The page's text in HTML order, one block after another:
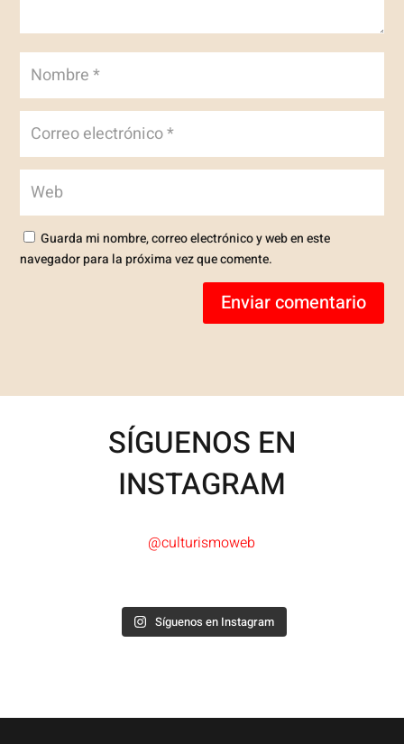
Guarda mi nombre, correo electrónico y web en este
navegador para la próxima vez que comente.
Enviar comentario
SÍGUENOS EN
INSTAGRAM
@culturismoweb
Síguenos en Instagram